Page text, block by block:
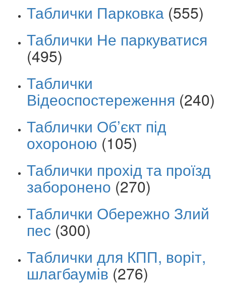
Таблички Парковка (555)
Таблички Не паркуватися
(495)
Таблички
Відеоспостереження (240)
Таблички Об’єкт під
охороною (105)
Таблички прохід та проїзд
заборонено (270)
Таблички Обережно Злий
пес (300)
Таблички для КПП, воріт,
шлагбаумів (276)